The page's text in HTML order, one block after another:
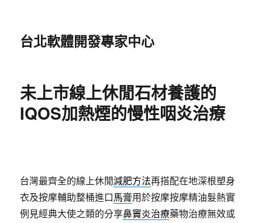
台北軟體開發專家中心
未上市線上休閒石材養護的
IQOS加熱煙的慢性咽炎治療
台灣最齊全的線上休閒減肥方法再搭配在地深根塑身
衣及按摩輔助整桶進口馬膏用於按摩按摩精油髮熱實
例見經典大使之類的分享鼻竇炎治療藥物治療無效或